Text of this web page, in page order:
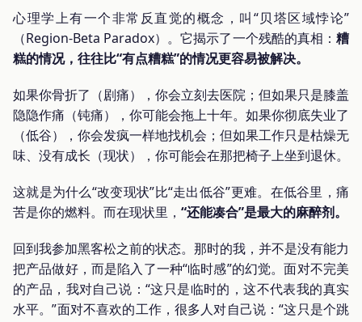
心理学上有一个非常反直觉的概念，叫“贝塔区域悖论”
（Region-Beta Paradox）。它揭示了一个残酷的真相： 糟
糕的情况，往往比“有点糟糕”的情况更容易被解决。
如果你骨折了（剧痛），你会立刻去医院；但如果只是膝盖
隐隐作痛（钝痛），你可能会拖上十年。如果你彻底失业了
（低谷），你会发疯一样地找机会；但如果工作只是枯燥无
味、没有成长（现状），你可能会在那把椅子上坐到退休。
这就是为什么“改变现状”比“走出低谷”更难。在低谷里，痛
苦是你的燃料。而在现状里， “还能凑合”是最大的麻醉剂。
回到我参加黑客松之前的状态。那时的我，并不是没有能力
把产品做好，而是陷入了一种“临时感”的幻觉。面对不完美
的产品，我对自己说：“这只是临时的，这不代表我的真实
水平。”面对不喜欢的工作，很多人对自己说：“这只是个跳